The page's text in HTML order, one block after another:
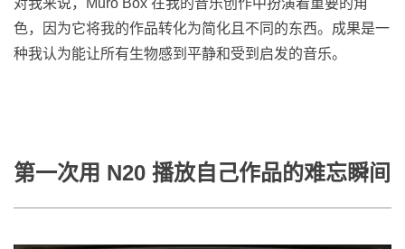
色，因为它将我的作品转化为简化且不同的东西。成果是一
种我认为能让所有生物感到平静和受到启发的音乐。
第一次用 N20 播放自己作品的难忘瞬间